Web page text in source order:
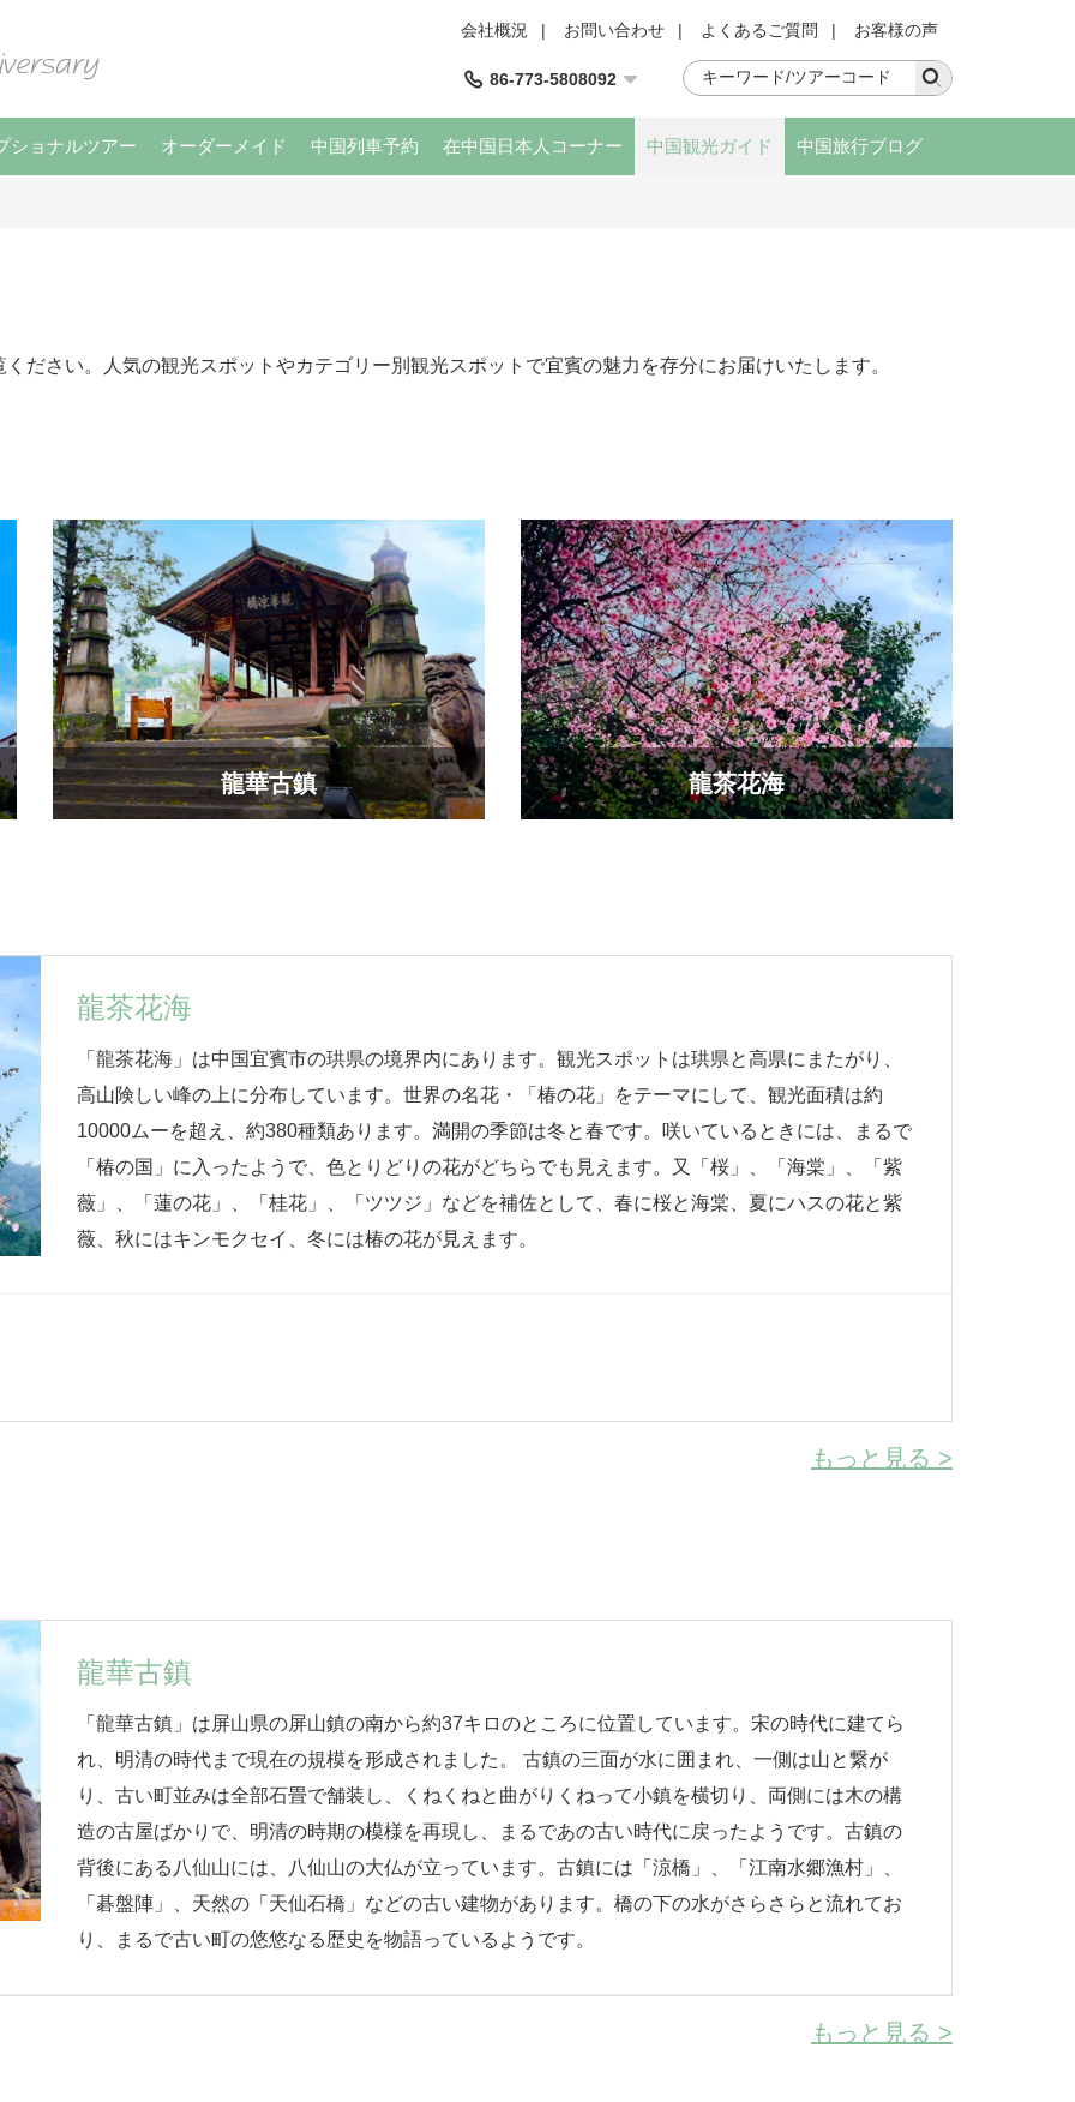
会社概況 | お問い合わせ | よくあるご質問 | お客様の声
86-773-5808092
ショナルツアー オーダーメイド 中国列車予約 在中国日本人コーナー 中国観光ガイド 中国旅行ブログ
ださい。人気の観光スポットやカテゴリー別観光スポットで​宜賓の魅力を存分にお届けいたします。
龍華古鎮 龍茶花海
龍茶花海
「龍茶花海」は中国宜賓市の珙県の境界内にあります。観光スポットは珙県と高県にまたがり、
高山険しい峰の上に分布しています。世界の名花・「椿の花」をテーマにして、観光面積は約
10000ムーを超え、約380種類あります。満開の季節は冬と春です。咲いているときには、まるで
「椿の国」に入ったようで、色とりどりの花がどちらでも見えます。又「桜」、「海棠」、「紫
薇」、「蓮の花」、「桂花」、「ツツジ」などを補佐として、春に桜と海棠、夏にハスの花と紫
薇、秋にはキンモクセイ、冬には椿の花が見えます。
もっと見る >
龍華古鎮
「龍華古鎮」は屏山県の屏山鎮の南から約37キロのところに位置しています。宋の時代に建てら
れ、明清の時代まで現在の規模を形成されました。 古鎮の三面が水に囲まれ、一側は山と繋が
り、古い町並みは全部石畳で舗装し、くねくねと曲がりくねって小鎮を横切り、両側には木の構
造の古屋ばかりで、明清の時期の模様を再現し、まるであの古い時代に戻ったようです。古鎮の
背後にある八仙山には、八仙山の大仏が立っています。古鎮には「涼橋」、「江南水郷漁村」、
「碁盤陣」、天然の「天仙石橋」などの古い建物があります。橋の下の水がさらさらと流れてお
り、まるで古い町の悠悠なる歴史を物語っているようです。
もっと見る >